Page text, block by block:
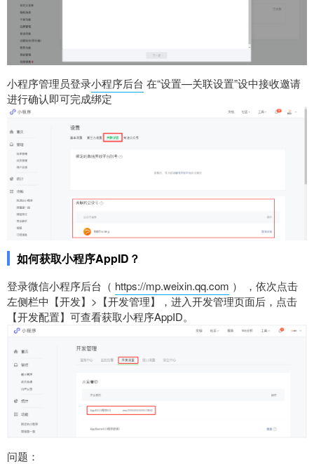
小程序管理员登录小程序后台 在“设置—关联设置”设中接收邀请
进行确认即可完成绑定
如何获取小程序AppID？
登录微信小程序后台（ https://mp.weixin.qq.com ） ，依次点击
左侧栏中【开发】>【开发管理】，进入开发管理页面后，点击
【开发配置】可查看获取小程序AppID。
问题：